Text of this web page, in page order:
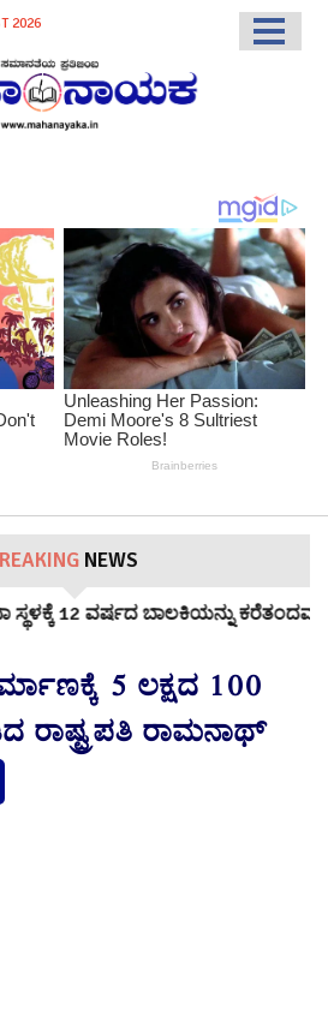
2026
NEWS
ಸಿಜೆಪಿ ನಾಯಕರ ವಿರುದ್ಧ
5 ಲಕ್ಷದ 100
ರಾಷ್ಟ್ರಪತಿ ರಾಮನಾಥ್